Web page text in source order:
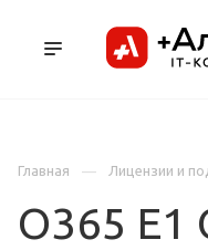
Главная
Лицензии и
O365 E1